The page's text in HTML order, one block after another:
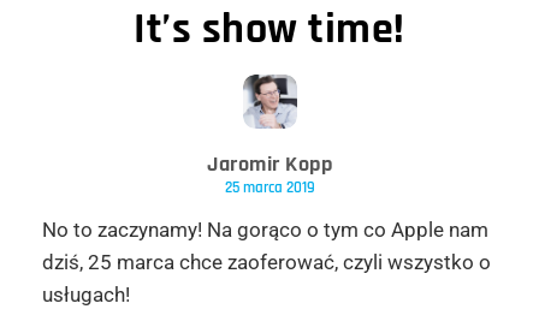
It’s show time!
Jaromir Kopp
25 marca 2019
No to zaczynamy! Na gorąco o tym co Apple nam
dziś, 25 marca chce zaoferować, czyli wszystko o
usługach!